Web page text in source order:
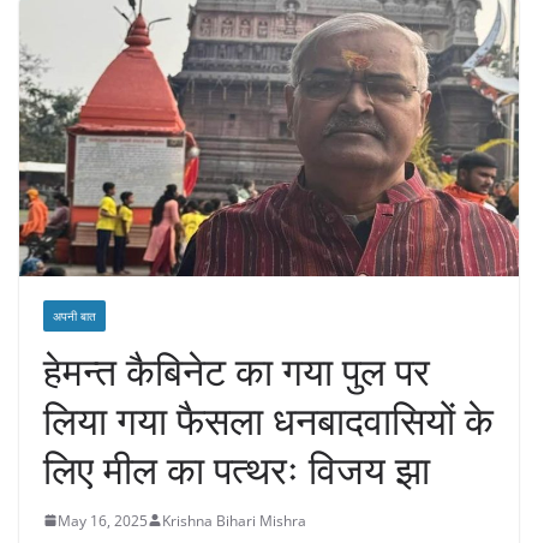
अपनी बात
हेमन्त कैबिनेट का गया पुल पर
लिया गया फैसला धनबादवासियों के
लिए मील का पत्थरः विजय झा
May 16, 2025 Krishna Bihari Mishra